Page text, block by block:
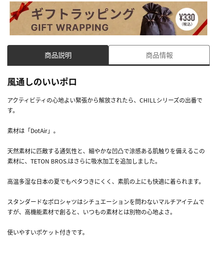
商品説明 商品情報
風通しのいいポロ
アクティビティの心地よい緊張から解放されたら、CHILLシリーズの出番で
す。
素材は「DotAir」。
天然素材に匹敵する通気性と、細やかな凹凸で涼感ある肌触りを備えるこの
素材に、TETON BROS.はさらに吸水加工を追加しました。
高温多湿な日本の夏でもベタつきにくく、素肌の上にも快適に着られます。
スタンダードなポロシャツはシチュエーションを問わないマルチアイテムで
すが、高機能素材で創ると、いつもの素材とは別物の心地よさ。
使いやすいポケット付きです。